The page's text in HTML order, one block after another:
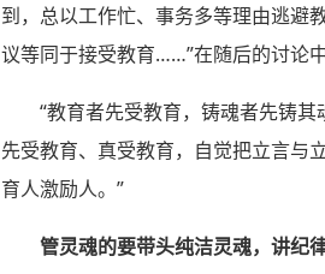
到，总以工作忙、事务多等理由逃避
议等同于接受教育……”在随后的讨论
“教育者先受教育，铸魂者先铸
先受教育、真受教育，自觉把立言与
育人激励人。”
管灵魂的要带头纯洁灵魂，讲